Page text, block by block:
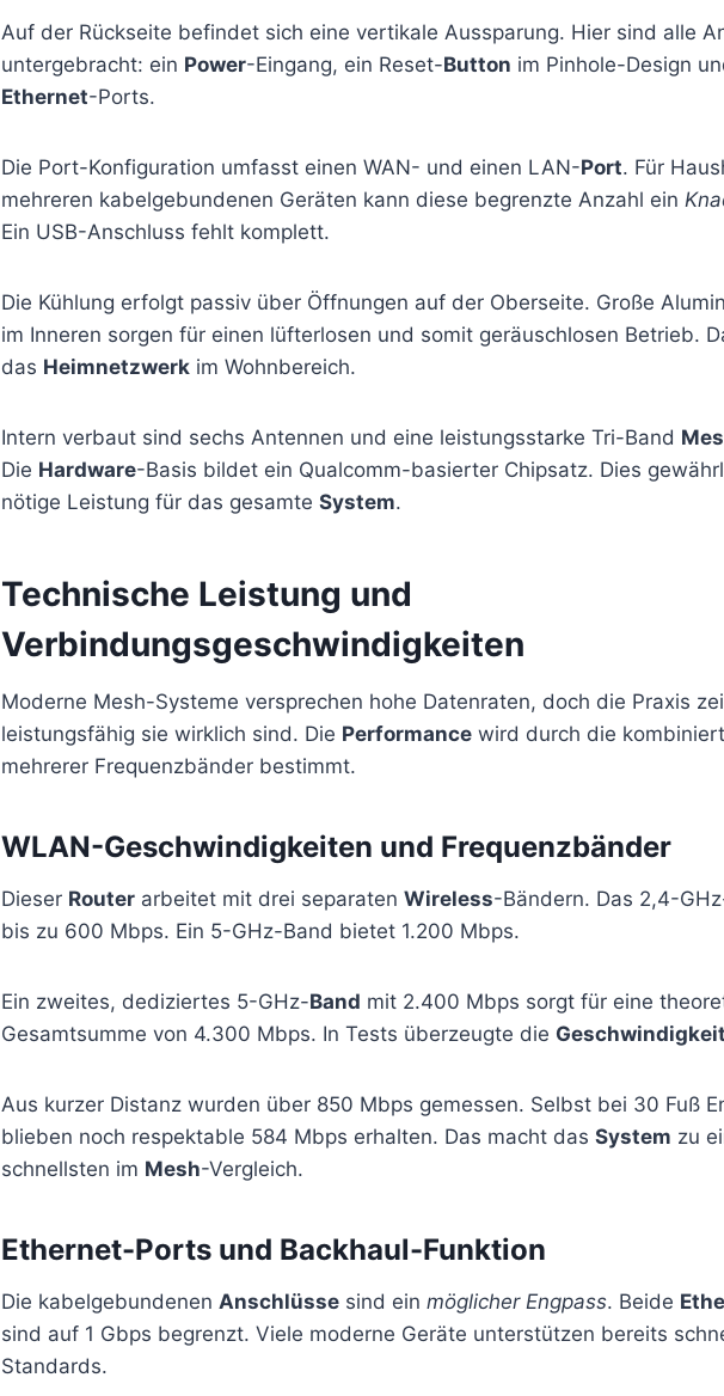
Auf der Rückseite befindet sich eine vertikale Aussparung. Hier sind alle
untergebracht: ein Power-Eingang, ein Reset-Button im Pinhole-Design
Ethernet-Ports.
Die Port-Konfiguration umfasst einen WAN- und einen LAN-Port. Für
mehreren kabelgebundenen Geräten kann diese begrenzte Anzahl ein
Ein USB-Anschluss fehlt komplett.
Die Kühlung erfolgt passiv über Öffnungen auf der Oberseite. Große
im Inneren sorgen für einen lüfterlosen und somit geräuschlosen Betrieb.
das Heimnetzwerk im Wohnbereich.
Intern verbaut sind sechs Antennen und eine leistungsstarke Tri-Band
Die Hardware-Basis bildet ein Qualcomm-basierter Chipsatz. Dies
nötige Leistung für das gesamte System.
Technische Leistung und
Verbindungsgeschwindigkeiten
Moderne Mesh-Systeme versprechen hohe Datenraten, doch die Praxis
leistungsfähig sie wirklich sind. Die Performance wird durch die
mehrerer Frequenzbänder bestimmt.
WLAN-Geschwindigkeiten und Frequenzbänder
Dieser Router arbeitet mit drei separaten Wireless-Bändern. Das 2,4-
bis zu 600 Mbps. Ein 5-GHz-Band bietet 1.200 Mbps.
Ein zweites, dediziertes 5-GHz-Band mit 2.400 Mbps sorgt für eine
Gesamtsumme von 4.300 Mbps. In Tests überzeugte die Geschwindigkeit
Aus kurzer Distanz wurden über 850 Mbps gemessen. Selbst bei 30 Fuß
blieben noch respektable 584 Mbps erhalten. Das macht das System zu
schnellsten im Mesh-Vergleich.
Ethernet-Ports und Backhaul-Funktion
Die kabelgebundenen Anschlüsse sind ein möglicher Engpass. Beide
sind auf 1 Gbps begrenzt. Viele moderne Geräte unterstützen bereits
Standards.